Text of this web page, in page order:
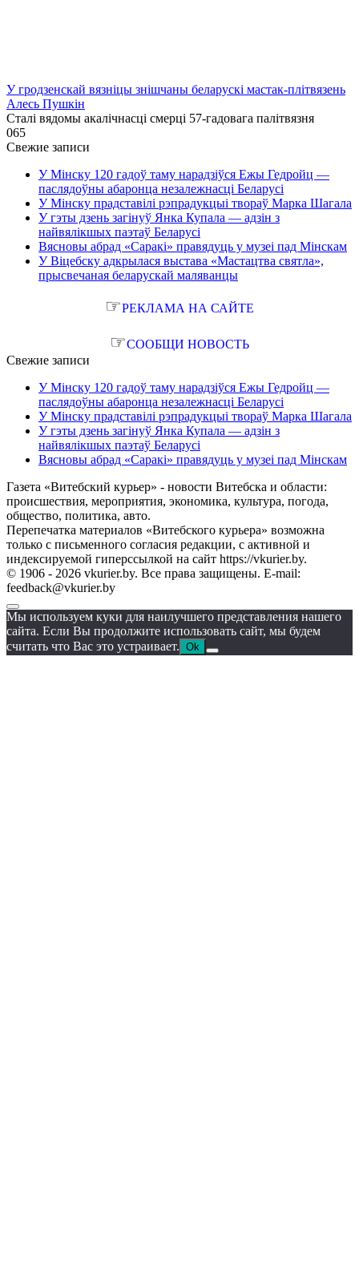
У гродзенскай вязніцы знішчаны беларускі мастак-плітвязень
Алесь Пушкін
Сталі вядомы акалічнасці смерці 57-гадовага палітвязня
065
Свежие записи
У Мінску 120 гадоў таму нарадзіўся Ежы Гедройц —
паслядоўны абаронца незалежнасці Беларусі
У Мінску прадставілі рэпрадукцыі твораў Марка Шагала
У гэты дзень загінуў Янка Купала — адзін з
найвялікшых паэтаў Беларусі
Вясновы абрад «Саракі» правядуць у музеі пад Мінскам
У Віцебску адкрылася выстава «Мастацтва святла»,
прысвечаная беларускай маляванцы
☞РЕКЛАМА НА САЙТЕ
☞СООБЩИ НОВОСТЬ
Свежие записи
У Мінску 120 гадоў таму нарадзіўся Ежы Гедройц —
паслядоўны абаронца незалежнасці Беларусі
У Мінску прадставілі рэпрадукцыі твораў Марка Шагала
У гэты дзень загінуў Янка Купала — адзін з
найвялікшых паэтаў Беларусі
Вясновы абрад «Саракі» правядуць у музеі пад Мінскам
Газета «Витебский курьер» - новости Витебска и области:
происшествия, мероприятия, экономика, культура, погода,
общество, политика, авто.
Перепечатка материалов «Витебского курьера» возможна
только с письменного согласия редакции, с активной и
индексируемой гиперссылкой на сайт https://vkurier.by.
© 1906 - 2026 vkurier.by. Все права защищены. E-mail:
feedback@vkurier.by
Мы используем куки для наилучшего представления нашего
сайта. Если Вы продолжите использовать сайт, мы будем
считать что Вас это устраивает. Ok